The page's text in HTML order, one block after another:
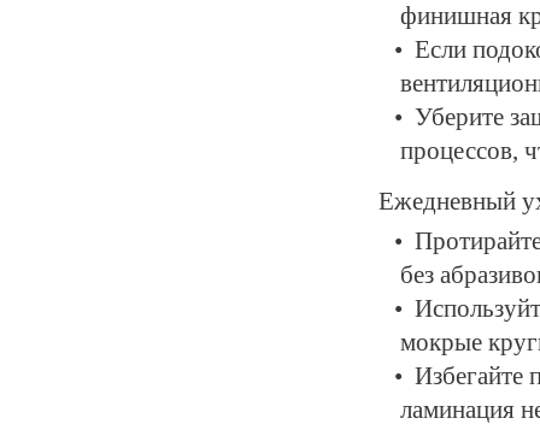
финишная
Если
Уберите
процессов,
Ежедневный
без
мокрые
Избегайте
ламинация